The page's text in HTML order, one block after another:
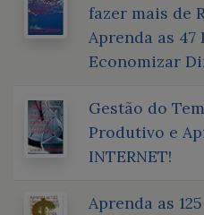
fazer mais de
Aprenda as 47
Economizar
Gestão do
Produtivo e
INTERNET!
Aprenda as